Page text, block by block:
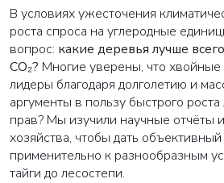
В условиях ужесточения
роста спроса на углеродные
вопрос: какие деревья лучше
CO₂? Многие уверены, что
лидеры благодаря долголетию и
аргументы в пользу быстрого
прав? Мы изучили научные отчёты
хозяйства, чтобы дать
применительно к разнообразным
тайги до лесостепи.